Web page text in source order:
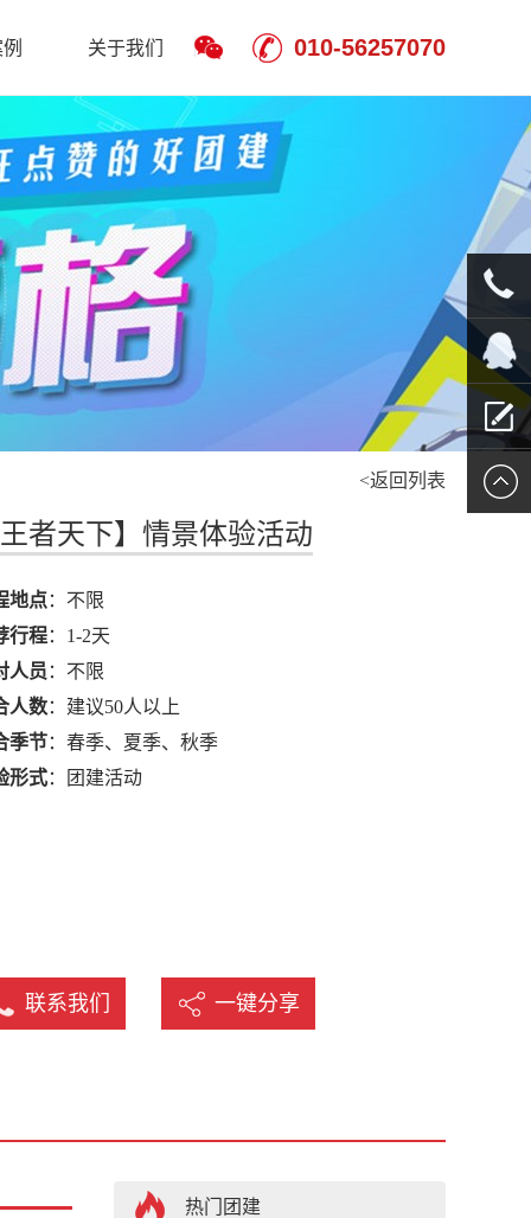
关于我们 010-56257070
<返回列表
王者天下】情景体验活动
地点：不限
行程：1-2天
人员 ：不限
人数：建议50人以上
季节：春季、夏季、秋季
形式：团建活动
联系我们 一键分享
热门团建
010-
QQ客服
留言报